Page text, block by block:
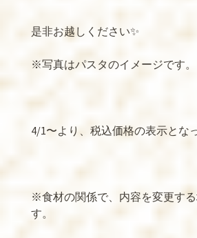
是非お越しください✨
※写真はパスタのイメージです。
4/1〜より、税込価格の表示とな
※食材の関係で、内容を変更す
す。